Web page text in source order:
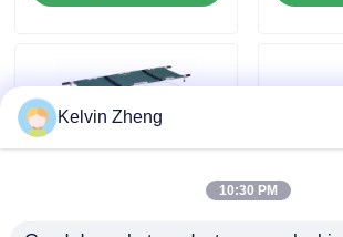
ข่าว
กรณี
Kelvin Zheng
10:30 PM